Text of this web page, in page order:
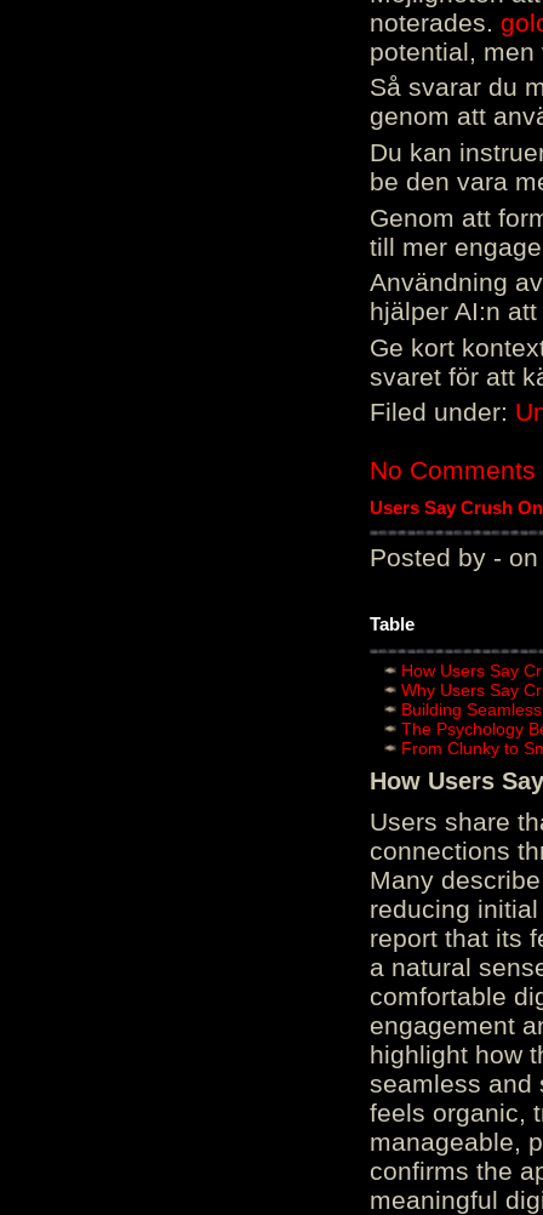
noterades.
potential, men
Så svarar du
genom att
Du kan
be den vara
Genom att
till mer
Användning
hjälper AI:n
Ge kort
svaret för att
Filed under:
No Comments
Users Say Crush
Posted by - on
Table
How Users Say
Why Users Say
Building
The Psychology
From Clunky to
How Users
Users share
connections
Many
reducing
report that its
a natural
comfortable
engagement
highlight how
seamless and
feels organic,
manageable,
confirms the
meaningful